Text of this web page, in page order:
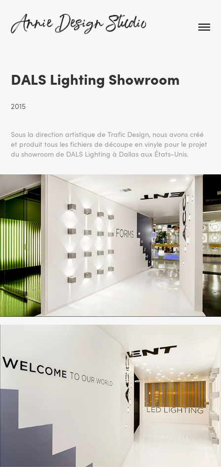
DALS Lighting Showroom
2015
Sous la direction artistique de Trafic Design, nous avons créé
et produit tous les fichiers de découpe en vinyle pour le projet
du showroom de DALS Lighting à Dallas aux États-Unis.